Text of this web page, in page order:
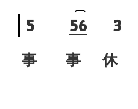
5 56 3
事 事 休